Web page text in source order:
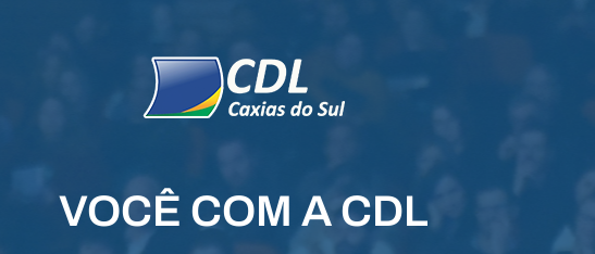
VOCÊ COM A CDL